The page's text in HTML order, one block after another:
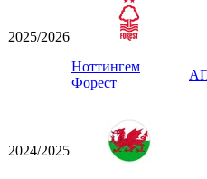
2025/2026
Ноттингем
Форест
2024/2025